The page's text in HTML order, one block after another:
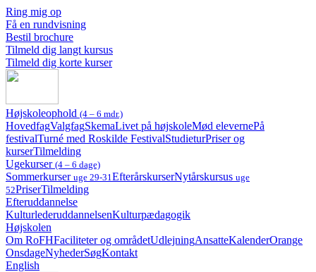
Ring mig op
Få en rundvisning
Bestil brochure
Tilmeld dig langt kursus
Tilmeld dig korte kurser
Højskoleophold (4 – 6 mdr.)
HovedfagValgfagSkemaLivet på højskoleMød elevernePå
festivalTurné med Roskilde FestivalStudieturPriser og
kurserTilmelding
Ugekurser (4 – 6 dage)
Sommerkurser uge 29-31EfterårskurserNytårskursus uge
52PriserTilmelding
Efteruddannelse
KulturlederuddannelsenKulturpædagogik
Højskolen
Om RoFHFaciliteter og områdetUdlejningAnsatteKalenderOrange
OnsdageNyhederSøgKontakt
English